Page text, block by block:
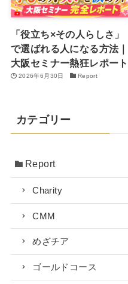
「役立ち×その人らしさ」
で選ばれる人になる方法｜
大阪セミナー熱狂レポート
2026年6月30日 Report
カテゴリー
Report
Charity
CMM
めざチア
ゴールドコース